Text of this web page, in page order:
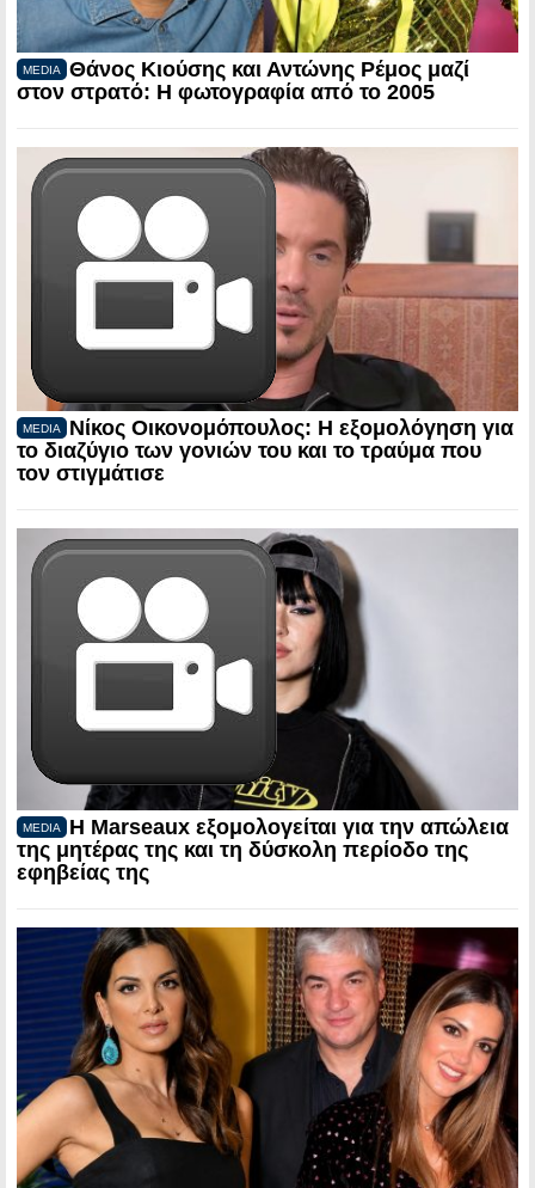
MEDIA
Θάνος Κιούσης και Αντώνης Ρέμος μαζί
στον στρατό: Η φωτογραφία από το 2005
MEDIA
Νίκος Οικονομόπουλος: Η εξομολόγηση για
το διαζύγιο των γονιών του και το τραύμα που
τον στιγμάτισε
MEDIA
Η Marseaux εξομολογείται για την απώλεια
της μητέρας της και τη δύσκολη περίοδο της
εφηβείας της